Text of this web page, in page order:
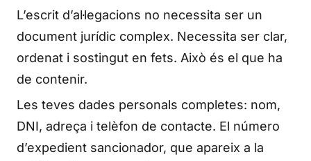
L’escrit d’al·legacions no necessita ser un
document jurídic complex. Necessita ser clar,
ordenat i sostingut en fets. Això és el que ha
de contenir.
Les teves dades personals completes: nom,
DNI, adreça i telèfon de contacte. El número
d’expedient sancionador, que apareix a la